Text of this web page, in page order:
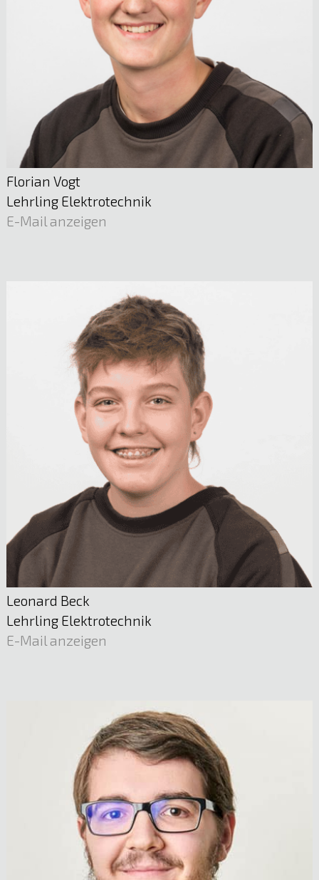
Martin Schmölzer
Leitung Telekommunikation | Netzmanagement
05522 51722
E-Mail anzeigen
Mst. Andreas Gaßner
Leitung Stromverteilnetz | Energieerzeugung
05522 51722
E-Mail anzeigen
Florian Vogt
Lehrling Elektrotechnik
E-Mail anzeigen
Leonard Beck
Lehrling Elektrotechnik
E-Mail anzeigen